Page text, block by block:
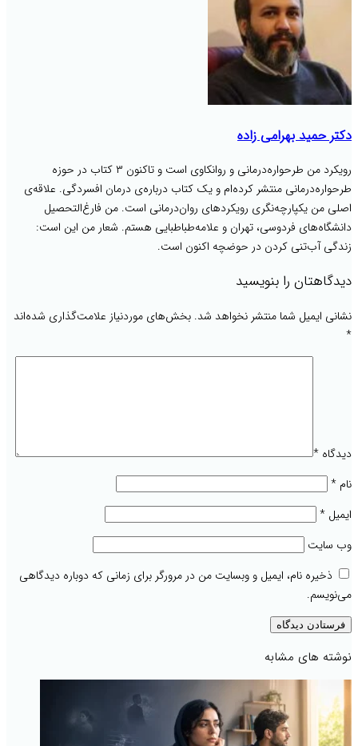
دکتر حمید بهرامی زاده
رویکرد من طرحواره‌‌درمانی و روانکاوی است و تاکنون ۳ کتاب در حوزه
طرحواره‌درمانی منتشر کرده‌ام و یک کتاب درباره‌ی درمان افسردگی. علاقه‌ی
اصلی من یکپارچه‌نگری رویکردهای روان‌درمانی است. من فارغ‌التحصیل
دانشگاه‌های فردوسی، تهران و علامه‌طباطبایی هستم. شعار من این است:
زندگی آب‌تنی کردن در حوضچه اکنون است.
دیدگاهتان را بنویسید
نشانی ایمیل شما منتشر نخواهد شد. بخش‌های موردنیاز علامت‌گذاری شده‌اند
*
دیدگاه *
نام *
ایمیل *
وب‌ سایت
ذخیره نام، ایمیل و وبسایت من در مرورگر برای زمانی که دوباره دیدگاهی
می‌نویسم.
نوشته های مشابه